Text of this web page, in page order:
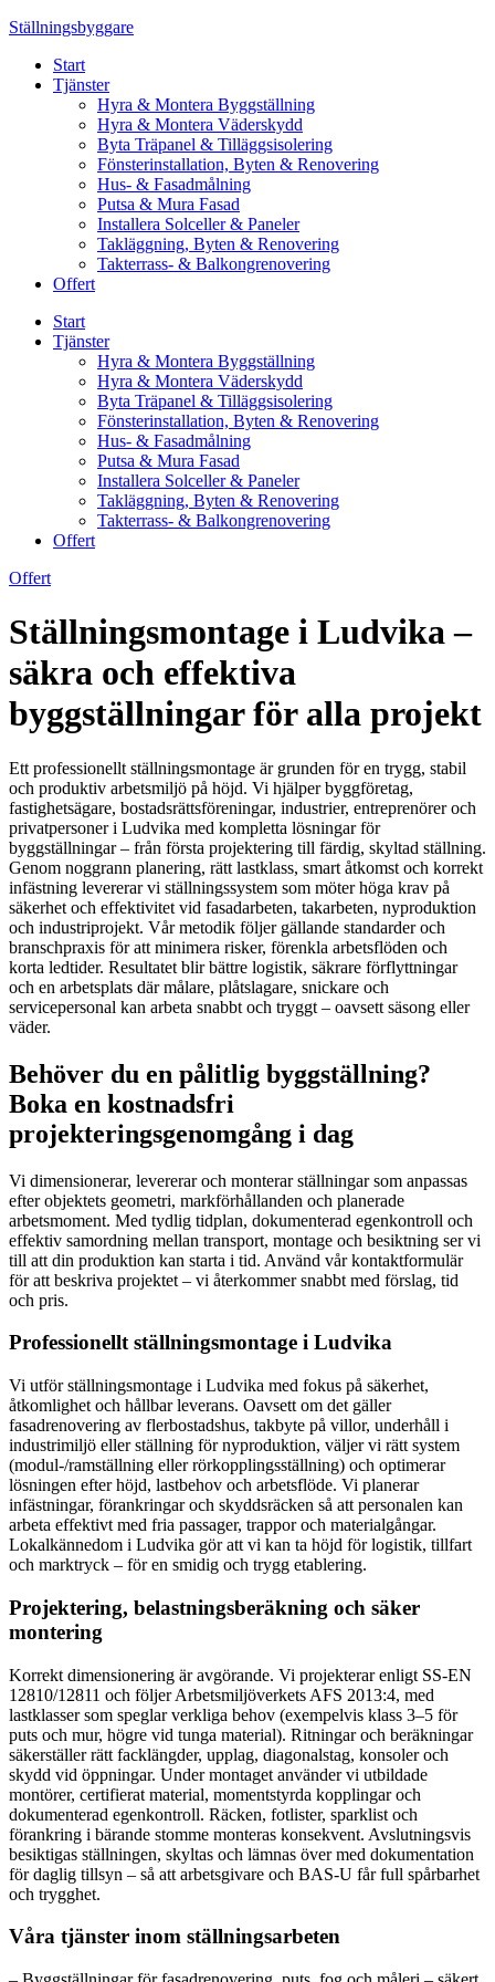
Skip
content
Ställningsbyggare
Start
Tjänster
Hyra & Montera Byggställning
Hyra & Montera Väderskydd
Byta Träpanel & Tilläggsisolering
Fönsterinstallation, Byten & Renovering
Hus- & Fasadmålning
Putsa & Mura Fasad
Installera Solceller & Paneler
Takläggning, Byten & Renovering
Takterrass- & Balkongrenovering
Offert
Start
Tjänster
Hyra & Montera Byggställning
Hyra & Montera Väderskydd
Byta Träpanel & Tilläggsisolering
Fönsterinstallation, Byten & Renovering
Hus- & Fasadmålning
Putsa & Mura Fasad
Installera Solceller & Paneler
Takläggning, Byten & Renovering
Takterrass- & Balkongrenovering
Offert
Offert
Ställningsmontage i Ludvika –
säkra och effektiva
byggställningar för alla projekt
Ett professionellt ställningsmontage är grunden för en trygg, stabil
och produktiv arbetsmiljö på höjd. Vi hjälper byggföretag,
fastighetsägare, bostadsrättsföreningar, industrier, entreprenörer och
privatpersoner i Ludvika med kompletta lösningar för
byggställningar – från första projektering till färdig, skyltad ställning.
Genom noggrann planering, rätt lastklass, smart åtkomst och korrekt
infästning levererar vi ställningssystem som möter höga krav på
säkerhet och effektivitet vid fasadarbeten, takarbeten, nyproduktion
och industriprojekt. Vår metodik följer gällande standarder och
branschpraxis för att minimera risker, förenkla arbetsflöden och
korta ledtider. Resultatet blir bättre logistik, säkrare förflyttningar
och en arbetsplats där målare, plåtslagare, snickare och
servicepersonal kan arbeta snabbt och tryggt – oavsett säsong eller
väder.
Behöver du en pålitlig byggställning?
Boka en kostnadsfri
projekteringsgenomgång i dag
Vi dimensionerar, levererar och monterar ställningar som anpassas
efter objektets geometri, markförhållanden och planerade
arbetsmoment. Med tydlig tidplan, dokumenterad egenkontroll och
effektiv samordning mellan transport, montage och besiktning ser vi
till att din produktion kan starta i tid. Använd vår kontaktformulär
för att beskriva projektet – vi återkommer snabbt med förslag, tid
och pris.
Professionellt ställningsmontage i Ludvika
Vi utför ställningsmontage i Ludvika med fokus på säkerhet,
åtkomlighet och hållbar leverans. Oavsett om det gäller
fasadrenovering av flerbostadshus, takbyte på villor, underhåll i
industrimiljö eller ställning för nyproduktion, väljer vi rätt system
(modul-/ramställning eller rörkopplingsställning) och optimerar
lösningen efter höjd, lastbehov och arbetsflöde. Vi planerar
infästningar, förankringar och skyddsräcken så att personalen kan
arbeta effektivt med fria passager, trappor och materialgångar.
Lokalkännedom i Ludvika gör att vi kan ta höjd för logistik, tillfart
och marktryck – för en smidig och trygg etablering.
Projektering, belastningsberäkning och säker
montering
Korrekt dimensionering är avgörande. Vi projekterar enligt SS-EN
12810/12811 och följer Arbetsmiljöverkets AFS 2013:4, med
lastklasser som speglar verkliga behov (exempelvis klass 3–5 för
puts och mur, högre vid tunga material). Ritningar och beräkningar
säkerställer rätt facklängder, upplag, diagonalstag, konsoler och
skydd vid öppningar. Under montaget använder vi utbildade
montörer, certifierat material, momentstyrda kopplingar och
dokumenterad egenkontroll. Räcken, fotlister, sparklist och
förankring i bärande stomme monteras konsekvent. Avslutningsvis
besiktigas ställningen, skyltas och lämnas över med dokumentation
för daglig tillsyn – så att arbetsgivare och BAS-U får full spårbarhet
och trygghet.
Våra tjänster inom ställningsarbeten